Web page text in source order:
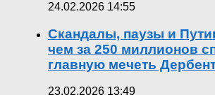
24.02.2026 14:55
Скандалы, паузы и
чем за 250 миллионов
главную мечеть
23.02.2026 13:49